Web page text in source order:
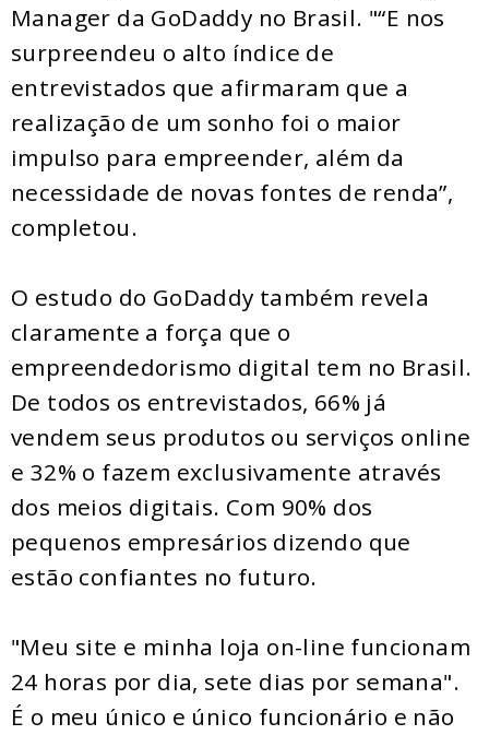
Manager da GoDaddy no Brasil. "“E nos
surpreendeu o alto índice de
entrevistados que afirmaram que a
realização de um sonho foi o maior
impulso para empreender, além da
necessidade de novas fontes de renda”,
completou.
O estudo do GoDaddy também revela
claramente a força que o
empreendedorismo digital tem no Brasil.
De todos os entrevistados, 66% já
vendem seus produtos ou serviços online
e 32% o fazem exclusivamente através
dos meios digitais. Com 90% dos
pequenos empresários dizendo que
estão confiantes no futuro.
"Meu site e minha loja on-line funcionam
24 horas por dia, sete dias por semana".
É o meu único e único funcionário e não